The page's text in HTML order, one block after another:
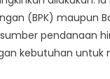
(BPK) maupun
kebutuhan